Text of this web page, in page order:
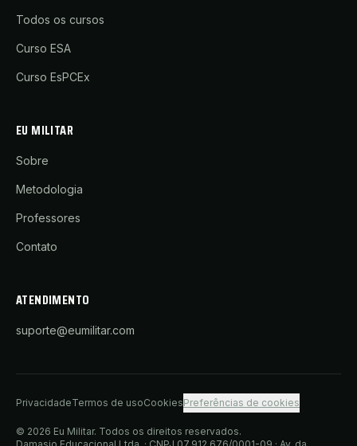
Todos os cursos
Curso ESA
Curso EsPCEx
EU MILITAR
Sobre
Metodologia
Professores
Contato
ATENDIMENTO
suporte@eumilitar.com
PrivacidadeTermos de usoCookiesPreferências de cookies
© 2026 Eu Militar. Todos os direitos reservados.